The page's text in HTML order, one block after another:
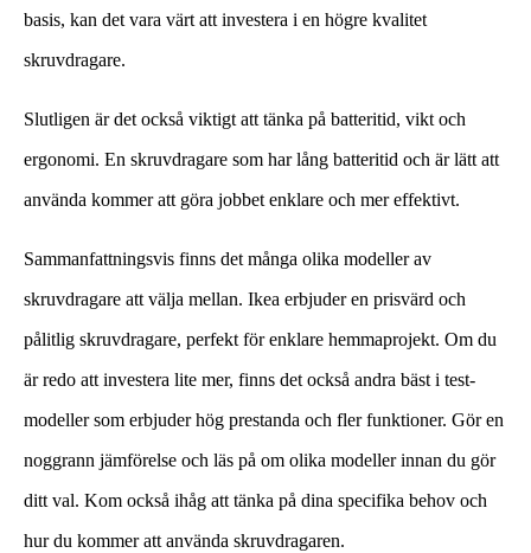
basis, kan det vara värt att investera i en högre kvalitet
skruvdragare.
Slutligen är det också viktigt att tänka på batteritid, vikt och
ergonomi. En skruvdragare som har lång batteritid och är lätt att
använda kommer att göra jobbet enklare och mer effektivt.
Sammanfattningsvis finns det många olika modeller av
skruvdragare att välja mellan. Ikea erbjuder en prisvärd och
pålitlig skruvdragare, perfekt för enklare hemmaprojekt. Om du
är redo att investera lite mer, finns det också andra bäst i test-
modeller som erbjuder hög prestanda och fler funktioner. Gör en
noggrann jämförelse och läs på om olika modeller innan du gör
ditt val. Kom också ihåg att tänka på dina specifika behov och
hur du kommer att använda skruvdragaren.